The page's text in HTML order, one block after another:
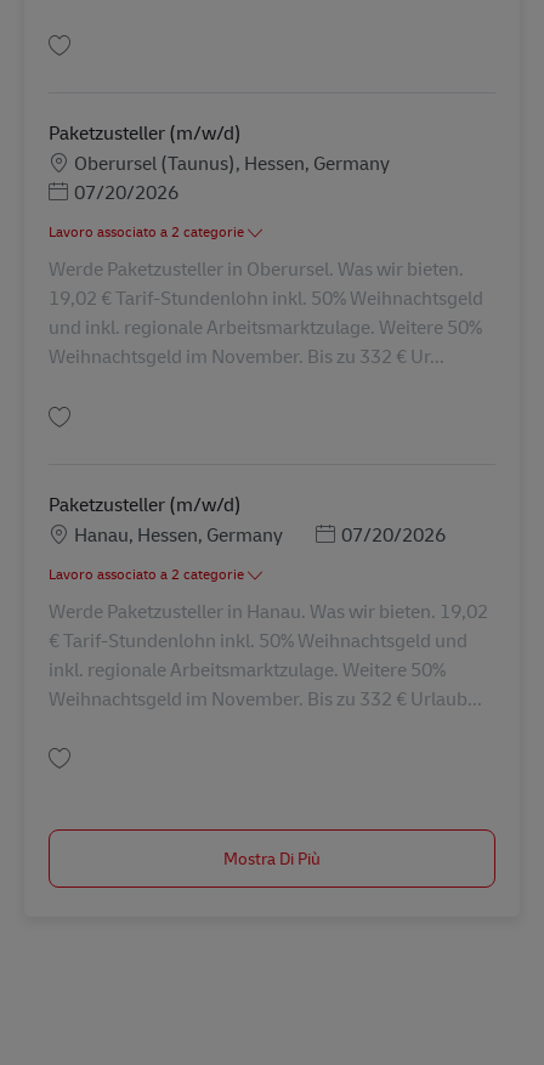
Paketzusteller (m/w/d)
SedeOberursel (Taunus), Hessen, Germany
Posted Date
07/20/2026
Lavoro associato a 2 categorie
Werde Paketzusteller in Oberursel. Was wir bieten.
19,02 € Tarif-Stundenlohn inkl. 50% Weihnachtsgeld
und inkl. regionale Arbeitsmarktzulage. Weitere 50%
Weihnachtsgeld im November. Bis zu 332 € Ur...
Paketzusteller (m/w/d)
SedeHanau, Hessen, Germany Posted Date
07/20/2026
Lavoro associato a 2 categorie
Werde Paketzusteller in Hanau. Was wir bieten. 19,02
€ Tarif-Stundenlohn inkl. 50% Weihnachtsgeld und
inkl. regionale Arbeitsmarktzulage. Weitere 50%
Weihnachtsgeld im November. Bis zu 332 € Urlaub...
Mostra Di Più